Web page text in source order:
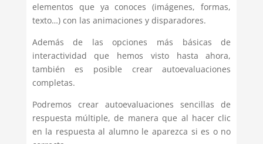
elementos que ya conoces (imágenes, formas,
texto…) con las animaciones y disparadores.
Además de las opciones más básicas de
interactividad que hemos visto hasta ahora,
también es posible crear autoevaluaciones
completas.
Podremos crear autoevaluaciones sencillas de
respuesta múltiple, de manera que al hacer clic
en la respuesta al alumno le aparezca si es o no